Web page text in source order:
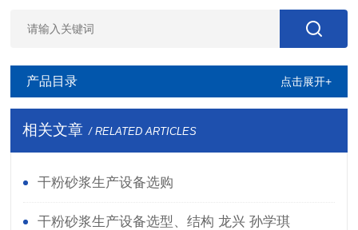
产品目录 点击展开+
相关文章 / RELATED ARTICLES
干粉砂浆生产设备选购
干粉砂浆生产设备选型、结构 龙兴 孙学琪